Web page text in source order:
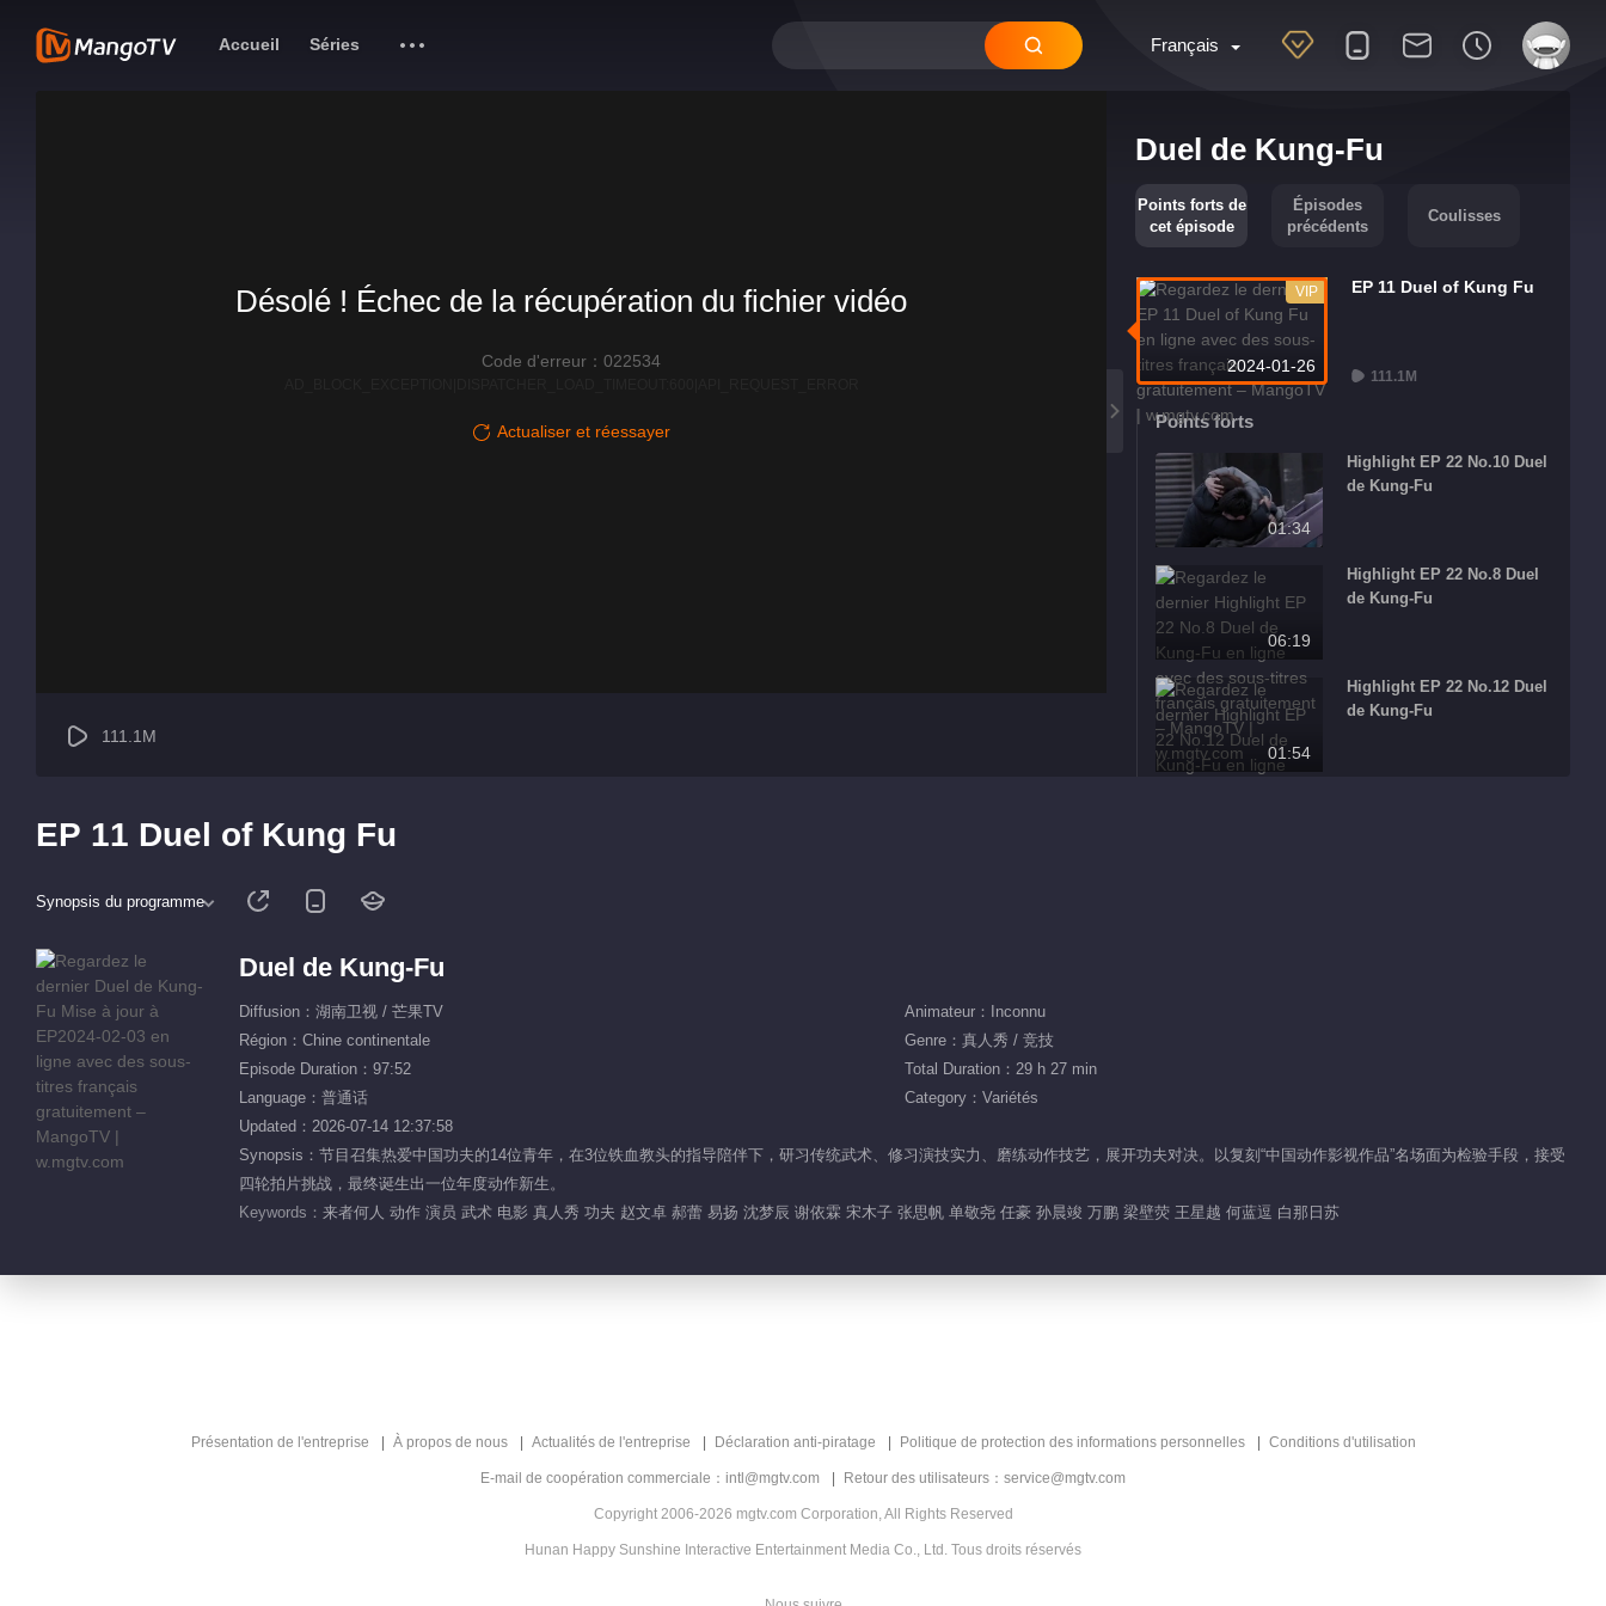
Français
Accueil Séries
Duel de Kung-Fu
Points forts de
cet épisode
Épisodes
précédents
Coulisses
2024-01-26
VIP EP 11 Duel of Kung Fu
111.1M
Points forts
01:34
Highlight EP 22 No.10 Duel
de Kung-Fu
06:19
Highlight EP 22 No.8 Duel
de Kung-Fu
01:54
Highlight EP 22 No.12 Duel
de Kung-Fu
Contenu chaud
Désolé ! Échec de la récupération du fichier vidéo
Code d'erreur：022534
Actualiser et réessayer
111.1M
EP 11 Duel of Kung Fu
Synopsis du programme
Duel de Kung-Fu
Diffusion：湖南卫视 / 芒果TV
Animateur：Inconnu
Région：Chine continentale
Genre：真人秀 / 竞技
Episode Duration：97:52
Total Duration：29 h 27 min
Language：普通话
Category：Variétés
Updated：2026-07-14 12:37:58
Synopsis：节目召集热爱中国功夫的14位青年，在3位铁血教头的指导陪伴下，研习传统武术、修习演技实力、磨练动作技艺，展开功夫对决。以复刻“中国动作影视作品”名场面为检验手段，接受
四轮拍片挑战，最终诞生出一位年度动作新生。
Keywords： 来者何人 动作 演员 武术 电影 真人秀 功夫 赵文卓 郝蕾 易扬 沈梦辰 谢依霖 宋木子 张思帆 单敬尧 任豪 孙晨竣 万鹏 梁壁荧 王星越 何蓝逗 白那日苏
Présentation de l'entreprise À propos de nous Actualités de l'entreprise Déclaration anti-piratage Politique de protection des informations personnelles Conditions d'utilisation
E-mail de coopération commerciale：intl@mgtv.com Retour des utilisateurs：service@mgtv.com
Copyright 2006-2026 mgtv.com Corporation, All Rights Reserved
Hunan Happy Sunshine Interactive Entertainment Media Co., Ltd. Tous droits réservés